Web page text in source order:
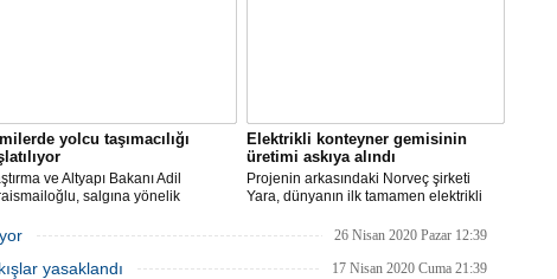
yolcu taşımacılığı
ve Altyapı Bakanı Adil
salgına yönelik
normalleşme sürecinin hayata
ve turistik amaçlı gemiler ve
gemilerinde yolcu taşımacılığını
Elektrikli konteyner gemisinin
üretimi askıya alındı
Projenin arkasındaki Norveç şirketi
Yara, dünyanın ilk tamamen elektrikli
Birkeland’i, koronavirüs salgını ve
kaldırmayı planlıyor.
26 Nisan 2020 Pazar 12:39
yasaklandı 17 Nisan 2020 Cuma 21:39